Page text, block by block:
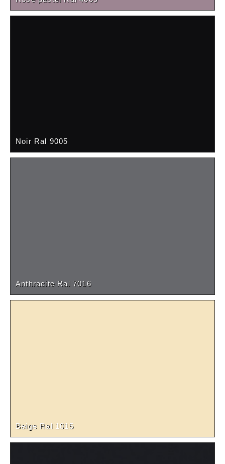
Noir Ral 9005
Anthracite Ral 7016
Beige Ral 1015